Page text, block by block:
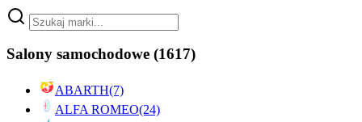
Salony samochodowe (1617)
ABARTH(7)
ALFA ROMEO(24)